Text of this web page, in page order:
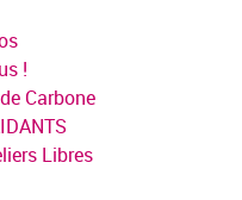
!
Carbone
Libres